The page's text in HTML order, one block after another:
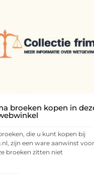
broeken kopen in
die u kunt kopen bij
zijn een ware aanwinst
broeken zitten niet